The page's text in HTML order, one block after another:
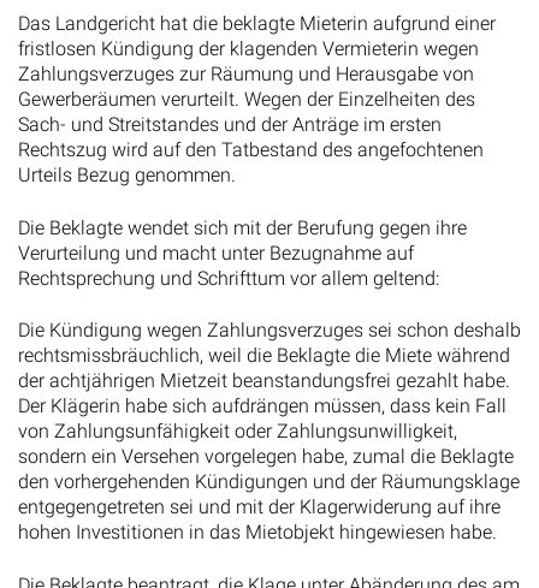
Das Landgericht hat die beklagte Mieterin aufgrund einer
fristlosen Kündigung der klagenden Vermieterin wegen
Zahlungsverzuges zur Räumung und Herausgabe von
Gewerberäumen verurteilt. Wegen der Einzelheiten des
Sach- und Streitstandes und der Anträge im ersten
Rechtszug wird auf den Tatbestand des angefochtenen
Urteils Bezug genommen.
Die Beklagte wendet sich mit der Berufung gegen ihre
Verurteilung und macht unter Bezugnahme auf
Rechtsprechung und Schrifttum vor allem geltend:
Die Kündigung wegen Zahlungsverzuges sei schon deshalb
rechtsmissbräuchlich, weil die Beklagte die Miete während
der achtjährigen Mietzeit beanstandungsfrei gezahlt habe.
Der Klägerin habe sich aufdrängen müssen, dass kein Fall
von Zahlungsunfähigkeit oder Zahlungsunwilligkeit,
sondern ein Versehen vorgelegen habe, zumal die Beklagte
den vorhergehenden Kündigungen und der Räumungsklage
entgegengetreten sei und mit der Klagerwiderung auf ihre
hohen Investitionen in das Mietobjekt hingewiesen habe.